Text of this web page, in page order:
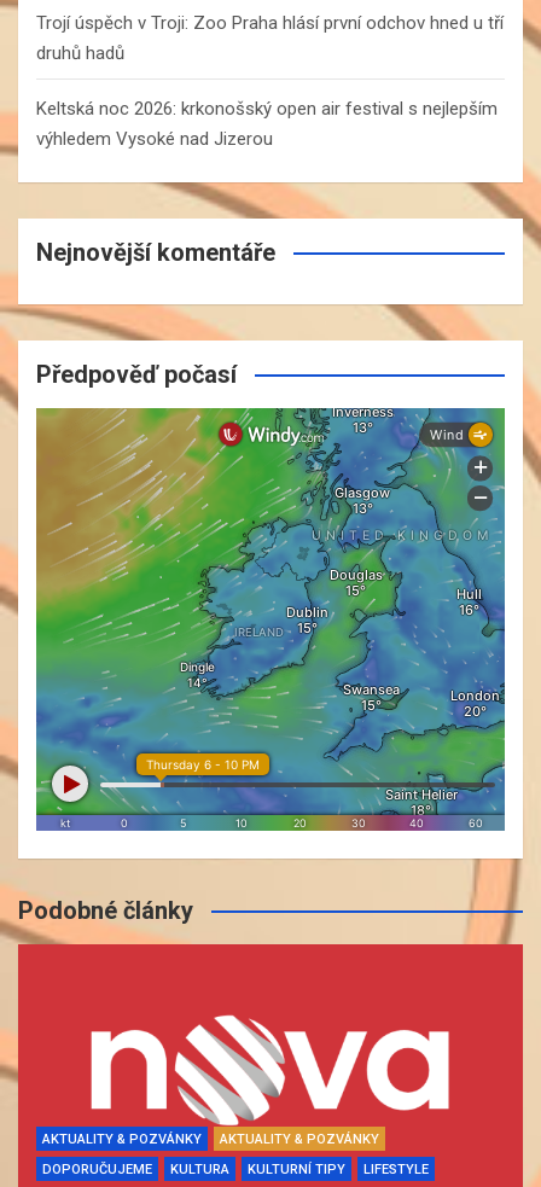
Trojí úspěch v Troji: Zoo Praha hlásí první odchov hned u tří
druhů hadů
Keltská noc 2026: krkonošský open air festival s nejlepším
výhledem Vysoké nad Jizerou
Nejnovější komentáře
Předpověď počasí
Podobné články
AKTUALITY & POZVÁNKY
AKTUALITY & POZVÁNKY
DOPORUČUJEME
KULTURA KULTURNÍ TIPY LIFESTYLE